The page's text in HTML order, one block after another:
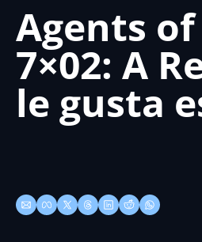
Agents of
7×02: A
le gusta